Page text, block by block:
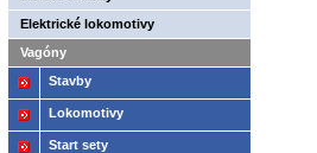
Elektrické lokomotivy
Vagóny
Stavby
Lokomotivy
Start sety